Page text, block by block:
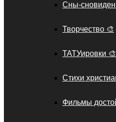
Сны-
Творчество 🎨
ТАТУировки 🎨
Стихи
Фильмы